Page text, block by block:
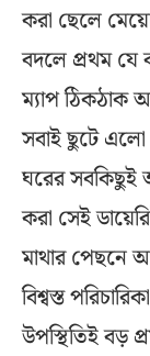
করা ছেলে
বদলে প্রথম যে
ম্যাপ ঠিকঠাক
সবাই ছুটে এলো
ঘরের সবকিছুই
করা সেই
মাথার পেছনে
বিশ্বস্ত
উপস্থিতিই বড়